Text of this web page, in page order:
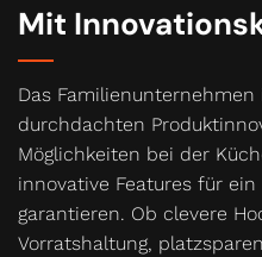
Mit
Das
durchdachten
Möglichkeiten bei der
innovative Features für
garantieren. Ob clevere
Vorratshaltung,